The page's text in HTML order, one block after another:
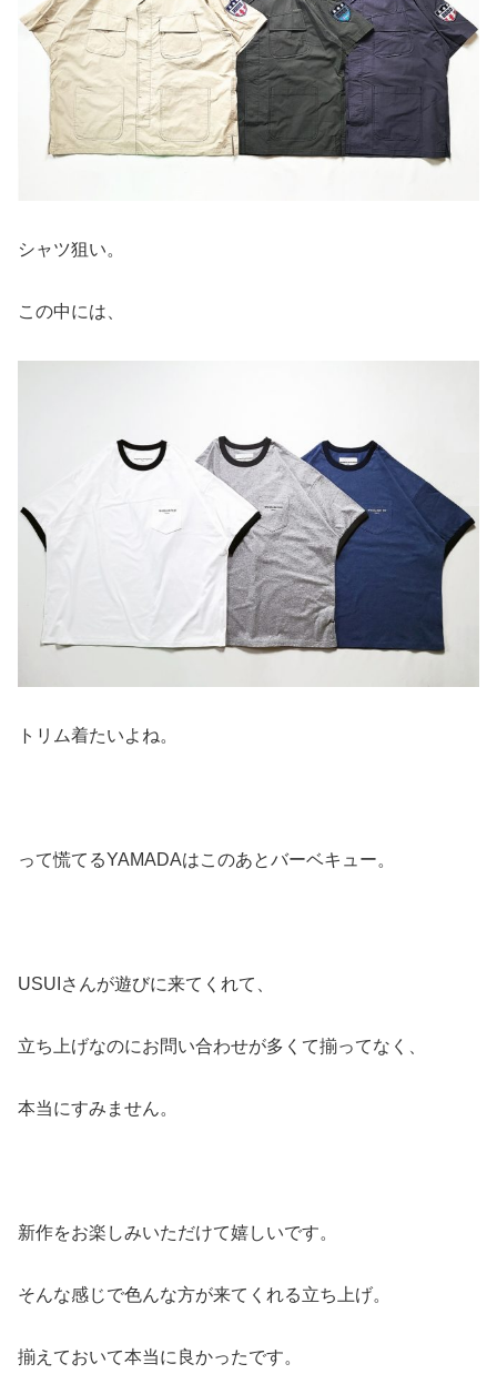
シャツ狙い。
この中には、
トリム着たいよね。
って慌てるYAMADAはこのあとバーベキュー。
USUIさんが遊びに来てくれて、
立ち上げなのにお問い合わせが多くて揃ってなく、
本当にすみません。
新作をお楽しみいただけて嬉しいです。
そんな感じで色んな方が来てくれる立ち上げ。
揃えておいて本当に良かったです。